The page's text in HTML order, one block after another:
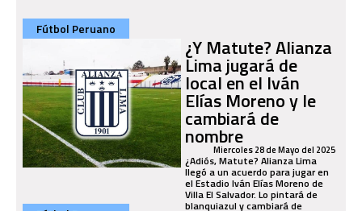
Fútbol Peruano
¿Y Matute? Alianza
Lima jugará de
local en el Iván
Elías Moreno y le
cambiará de
nombreMiercoles 28 de Mayo del 2025
¿Adiós, Matute? Alianza Lima
llegó a un acuerdo para jugar en
el Estadio Iván Elías Moreno de
Villa El Salvador. Lo pintará de
blanquiazul y cambiará de